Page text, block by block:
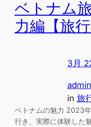
ベトナム
力編【旅
3月
admin
in 旅
ベトナムの魅力 2023
行き、実際に体験した